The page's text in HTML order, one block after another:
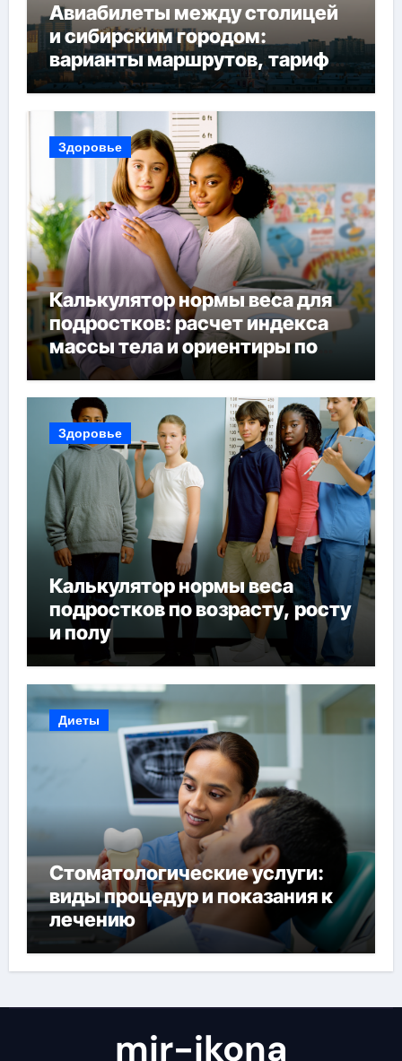
Авиабилеты между столицей
и сибирским городом:
варианты маршрутов, тарифы
и советы по планированию
поездки
Здоровье
Калькулятор нормы веса для
подростков: расчет индекса
массы тела и ориентиры по
возрасту, росту и полу
Здоровье
Калькулятор нормы веса
подростков по возрасту, росту
и полу
Диеты
Стоматологические услуги:
виды процедур и показания к
лечению
mir-ikona